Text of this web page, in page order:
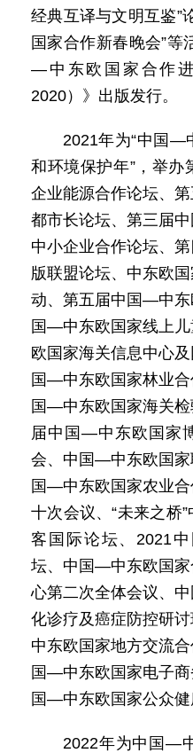
经典互译与文明互鉴”
国家合作新春晚会”等
—中东欧国家合作
2020）》出版发行。
2021年为“中国—
和环境保护年”，举
企业能源合作论坛、
都市长论坛、第三届
中小企业合作论坛、
版联盟论坛、中东欧
动、第五届中国—中东
国—中东欧国家线上
欧国家海关信息中心
国—中东欧国家林业
国—中东欧国家海关
届中国—中东欧国家
会、中国—中东欧国家
国—中东欧国家农业
十次会议、“未来之桥
客国际论坛、2021
坛、中国—中东欧国家
心第二次全体会议、
化诊疗及癌症防控研
中东欧国家地方交流
国—中东欧国家电子
国—中东欧国家公众健
2022年为中国—